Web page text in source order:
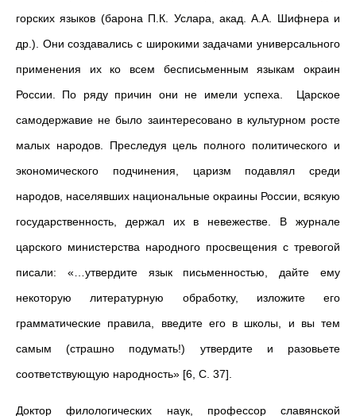
горских языков (барона П.К. Услара, акад. А.А. Шифнера и
др.). Они создавались с широкими задачами универсального
применения их ко всем бесписьменным языкам окраин
России. По ряду при­чин они не имели успеха. Царское
самодержавие не было заинтересовано в культурном росте
малых народов. Преследуя цель полного политического и
экономического подчинения, царизм подавлял среди
народов, населявших национальные окраины России, всякую
государственность, держал их в невежестве. В журнале
царского министерства народно­го просвещения с тревогой
писали: «…утвердите язык письмен­ностью, дайте ему
некоторую литературную обработку, изложите его
грамматические правила, введите его в школы, и вы тем
самым (страшно подумать!) утвердите и разовьете
соответствующую народность» [6, С. 37].
Доктор филологических наук, профессор славянской